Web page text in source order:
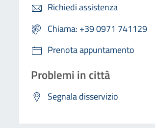
Richiedi assistenza
Chiama: +39 0971 741129
Prenota appuntamento
Problemi in città
Segnala disservizio